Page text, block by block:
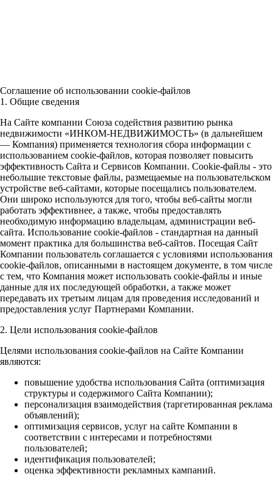
Соглашение об использовании cookie-файлов
1. Общие сведения
На Сайте компании Союза содействия развитию рынка
недвижимости «ИНКОМ-НЕДВИЖИМОСТЬ» (в дальнейшем
— Компания) применяется технология сбора информации с
использованием cookie-файлов, которая позволяет повысить
эффективность Сайта и Сервисов Компании. Сookie-файлы - это
небольшие текстовые файлы, размещаемые на пользовательском
устройстве веб-сайтами, которые посещались пользователем.
Они широко используются для того, чтобы веб-сайты могли
работать эффективнее, а также, чтобы предоставлять
необходимую информацию владельцам, администрации веб-
сайта. Использование cookie-файлов - стандартная на данный
момент практика для большинства веб-сайтов. Посещая Сайт
Компании пользователь соглашается с условиями использования
cookie-файлов, описанными в настоящем документе, в том числе
с тем, что Компания может использовать cookie-файлы и иные
данные для их последующей обработки, а также может
передавать их третьим лицам для проведения исследований и
предоставления услуг Партнерами Компании.
2. Цели использования cookie-файлов
Целями использования cookie-файлов на Сайте Компании
являются:
повышение удобства использования Сайта (оптимизация
структуры и содержимого Сайта Компании);
персонализация взаимодействия (таргетированная реклама
объявлений);
оптимизация сервисов, услуг на сайте Компании в
соответствии с интересами и потребностями
пользователей;
идентификация пользователей;
оценка эффективности рекламных кампаний.